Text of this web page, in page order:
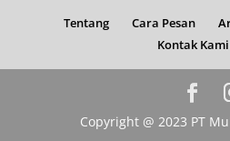
Tentang Cara Pesan
Kontak Kami
Copyright @ 2023 PT